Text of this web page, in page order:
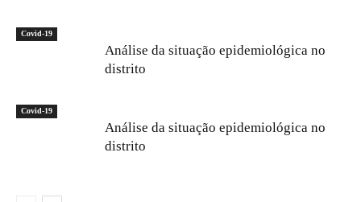
Covid-19
Análise da situação epidemiológica no
distrito
Covid-19
Análise da situação epidemiológica no
distrito